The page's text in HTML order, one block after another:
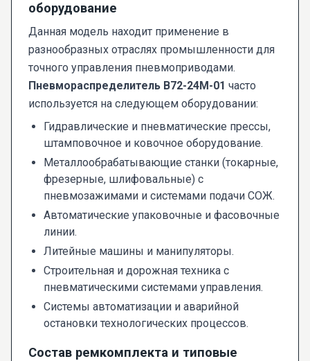
оборудование
Данная модель находит применение в
разнообразных отраслях промышленности для
точного управления пневмоприводами.
Пневмораспределитель В72-24М-01 часто
используется на следующем оборудовании:
Гидравлические и пневматические прессы,
штамповочное и ковочное оборудование.
Металлообрабатывающие станки (токарные,
фрезерные, шлифовальные) с
пневмозажимами и системами подачи СОЖ.
Автоматические упаковочные и фасовочные
линии.
Литейные машины и манипуляторы.
Строительная и дорожная техника с
пневматическими системами управления.
Системы автоматизации и аварийной
остановки технологических процессов.
Состав ремкомплекта и типовые